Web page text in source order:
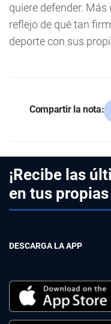
quiere defender.
reflejo de qué tan
deporte con sus
Compartir la nota:
¡Recibe las
en tus
DESCARGA LA APP